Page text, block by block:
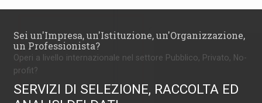
Sei un'Impresa, un'Istituzione, un'Organizzazione,
un Professionista?
Operi a livello internazionale nel settore Pubblico, Privato, No-
profit?
SERVIZI DI SELEZIONE, RACCOLTA ED